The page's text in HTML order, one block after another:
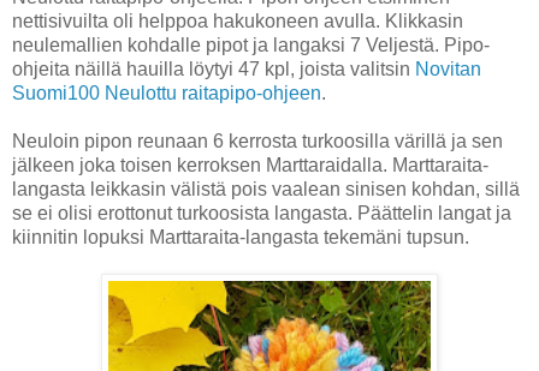
nettisivuilta oli helppoa hakukoneen avulla. Klikkasin
neulemallien kohdalle pipot ja langaksi 7 Veljestä. Pipo-
ohjeita näillä hauilla löytyi 47 kpl, joista valitsin Novitan
Suomi100 Neulottu raitapipo-ohjeen.
Neuloin pipon reunaan 6 kerrosta turkoosilla värillä ja sen
jälkeen joka toisen kerroksen Marttaraidalla. Marttaraita-
langasta leikkasin välistä pois vaalean sinisen kohdan, sillä
se ei olisi erottonut turkoosista langasta. Päättelin langat ja
kiinnitin lopuksi Marttaraita-langasta tekemäni tupsun.